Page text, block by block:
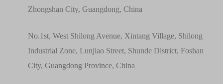
Zhongshan City, Guangdong, China
No.1st, West Shilong Avenue, Xintang Village, Shilong
Industrial Zone, Lunjiao Street, Shunde District, Foshan
City, Guangdong Province, China